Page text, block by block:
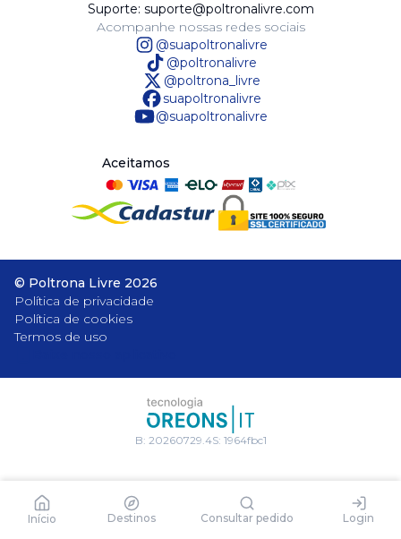
Início Destinos Consultar pedido Login
Suporte: suporte@poltronalivre.com
Acompanhe nossas redes sociais
@suapoltronalivre
@poltronalivre
@poltrona_livre
suapoltronalivre
@suapoltronalivre
Aceitamos
© Poltrona Livre 2026
Política de privacidade
Política de cookies
Termos de uso
B: 20260729.4S: 1964fbc1